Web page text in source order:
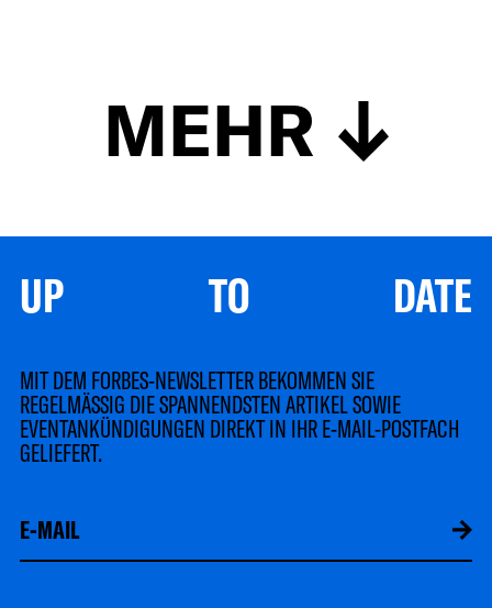
MEHR
UP TO DATE
MIT DEM FORBES-NEWSLETTER BEKOMMEN SIE
REGELMÄSSIG DIE SPANNENDSTEN ARTIKEL SOWIE
EVENTANKÜNDIGUNGEN DIREKT IN IHR E-MAIL-POSTFACH
GELIEFERT.